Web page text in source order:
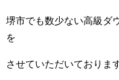
堺市でも数少ない高級ダ
を
させていただいておりま